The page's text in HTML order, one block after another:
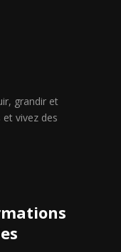
grandir et
et vivez des